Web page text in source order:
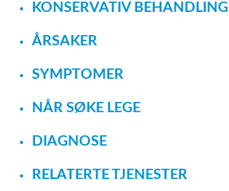
KONSERVATIV BEHANDLING
ÅRSAKER
SYMPTOMER
NÅR SØKE LEGE
DIAGNOSE
RELATERTE TJENESTER